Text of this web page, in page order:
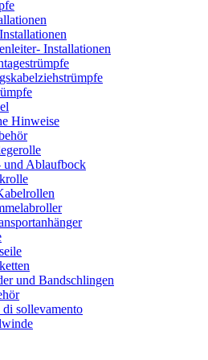
Installationen
Hinweise
und Ablaufbock
und Bandschlingen
sollevamento